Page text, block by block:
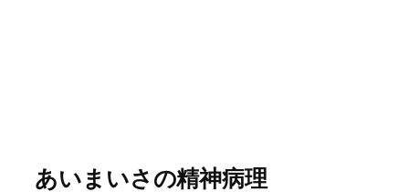
あいまいさの精神病理